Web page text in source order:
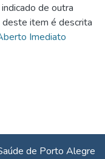
de outra
deste item é descrita
Imediato
de Porto Alegre